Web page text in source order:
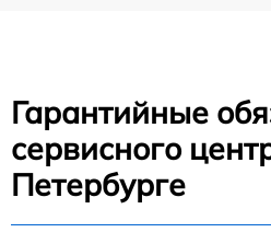
Гарантийные
сервисного
Петербурге